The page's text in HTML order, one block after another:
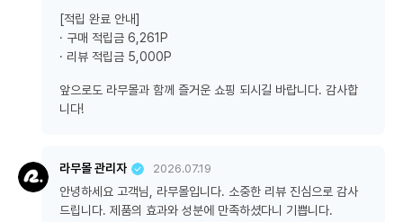
[적립 완료 안내]
· 구매 적립금 6,261P
· 리뷰 적립금 5,000P
앞으로도 라무몰과 함께 즐거운 쇼핑 되시길 바랍니다. 감사합
니다!
라무몰 관리자 2026.07.19
안녕하세요 고객님, 라무몰입니다. 소중한 리뷰 진심으로 감사
드립니다. 제품의 효과와 성분에 만족하셨다니 기쁩니다.